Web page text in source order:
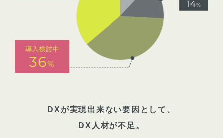
DXが実現出来ない要因として、
DX人材が不足。